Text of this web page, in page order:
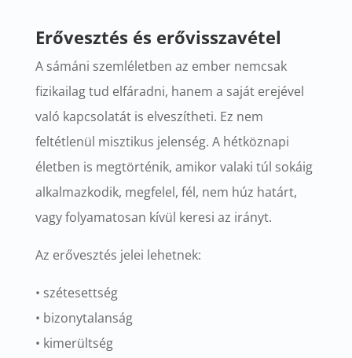
Erővesztés és erővisszavétel
A sámáni szemléletben az ember nemcsak
fizikailag tud elfáradni, hanem a saját erejével
való kapcsolatát is elveszítheti. Ez nem
feltétlenül misztikus jelenség. A hétköznapi
életben is megtörténik, amikor valaki túl sokáig
alkalmazkodik, megfelel, fél, nem húz határt,
vagy folyamatosan kívül keresi az irányt.
Az erővesztés jelei lehetnek:
• szétesettség
• bizonytalanság
• kimerültség